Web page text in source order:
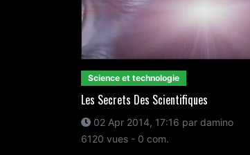
Science et technologie
Les Secrets Des Scientifiques
02 Apr 2014, 17:16 par damino
6120 vues - 0 com.